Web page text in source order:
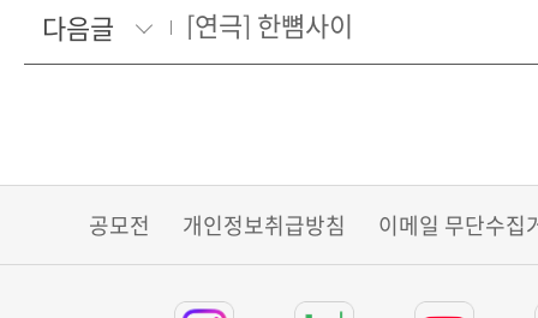
다음글
[연극] 한뼘사이
공모전 개인정보취급방침 이메일 무단수집